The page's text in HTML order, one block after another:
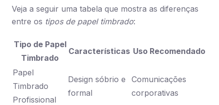
Veja a seguir uma tabela que mostra as diferenças
entre os tipos de papel timbrado:
Tipo de Papel
Timbrado
Características Uso Recomendado
Papel
Timbrado
Profissional
Design sóbrio e
formal
Comunicações
corporativas